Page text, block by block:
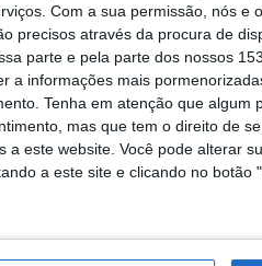
Com a sua permissão, nós e
precisos através da procura de
parte e pela parte dos nossos
a informações mais
Tenha em atenção que algum
mas que tem o direito de
a este website. Você pode alterar
a este site e clicando no botão